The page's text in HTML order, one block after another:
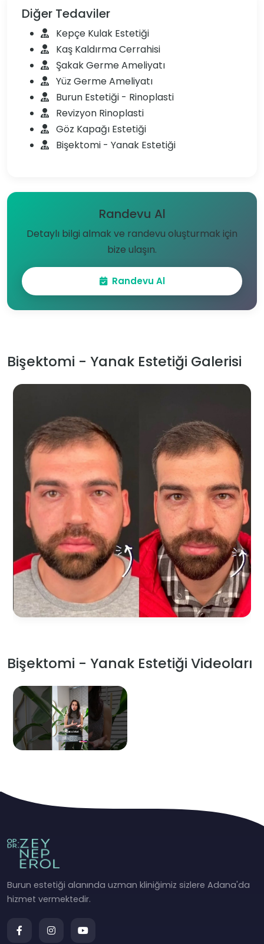
Diğer Tedaviler
Kepçe Kulak Estetiği
Kaş Kaldırma Cerrahisi
Şakak Germe Ameliyatı
Yüz Germe Ameliyatı
Burun Estetiği - Rinoplasti
Revizyon Rinoplasti
Göz Kapağı Estetiği
Bişektomi - Yanak Estetiği
Randevu Al
Detaylı bilgi almak ve randevu oluşturmak için
bize ulaşın.
Randevu Al
Bişektomi - Yanak Estetiği Galerisi
Bişektomi - Yanak Estetiği Videoları
Burun estetiği alanında uzman kliniğimiz sizlere Adana'da
hizmet vermektedir.